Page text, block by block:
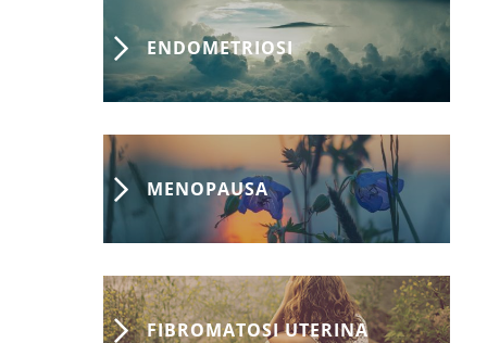
ENDOMETRIOSI
MENOPAUSA
FIBROMATOSI UTERINA